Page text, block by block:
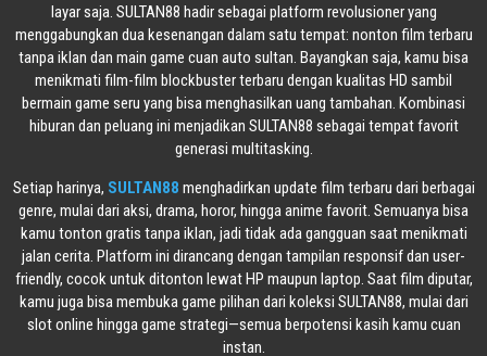
layar saja. SULTAN88 hadir sebagai platform revolusioner yang
menggabungkan dua kesenangan dalam satu tempat: nonton film terbaru
tanpa iklan dan main game cuan auto sultan. Bayangkan saja, kamu bisa
menikmati film-film blockbuster terbaru dengan kualitas HD sambil
bermain game seru yang bisa menghasilkan uang tambahan. Kombinasi
hiburan dan peluang ini menjadikan SULTAN88 sebagai tempat favorit
generasi multitasking.
Setiap harinya, SULTAN88 menghadirkan update film terbaru dari berbagai
genre, mulai dari aksi, drama, horor, hingga anime favorit. Semuanya bisa
kamu tonton gratis tanpa iklan, jadi tidak ada gangguan saat menikmati
jalan cerita. Platform ini dirancang dengan tampilan responsif dan user-
friendly, cocok untuk ditonton lewat HP maupun laptop. Saat film diputar,
kamu juga bisa membuka game pilihan dari koleksi SULTAN88, mulai dari
slot online hingga game strategi—semua berpotensi kasih kamu cuan
instan.